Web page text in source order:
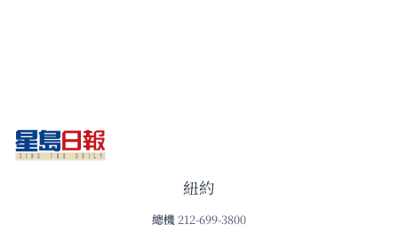
紐約
總機 212-699-3800